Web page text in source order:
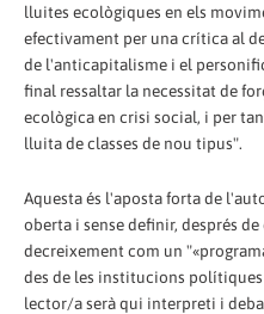
lluites ecològiques en els
efectivament per una crítica al
de l'anticapitalisme i el
final ressaltar la necessitat de
ecològica en crisi social, i per
lluita de classes de nou tipus".
Aquesta és l'aposta forta de
oberta i sense definir, després
decreixement com un
des de les institucions
lector/a serà qui interpreti i